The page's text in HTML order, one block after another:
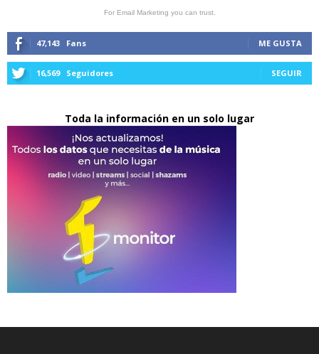
For Email Marketing you can trust.
47,143 Fans ME GUSTA
16,569 Seguidores SEGUIR
Toda la información en un solo lugar